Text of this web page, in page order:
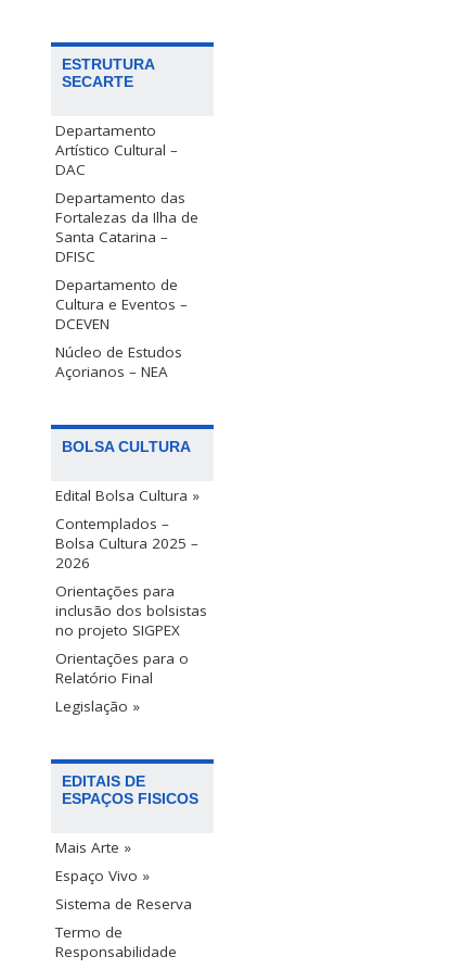
ESTRUTURA
SECARTE
Departamento
Artístico Cultural –
DAC
Departamento das
Fortalezas da Ilha de
Santa Catarina –
DFISC
Departamento de
Cultura e Eventos –
DCEVEN
Núcleo de Estudos
Açorianos – NEA
BOLSA CULTURA
Edital Bolsa Cultura »
Contemplados –
Bolsa Cultura 2025 –
2026
Orientações para
inclusão dos bolsistas
no projeto SIGPEX
Orientações para o
Relatório Final
Legislação »
EDITAIS DE
ESPAÇOS FISICOS
Mais Arte »
Espaço Vivo »
Sistema de Reserva
Termo de
Responsabilidade